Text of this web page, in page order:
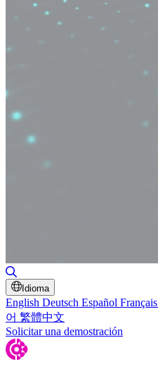
Idioma
English Deutsch Español Français
어 繁體中文
Solicitar una demostración